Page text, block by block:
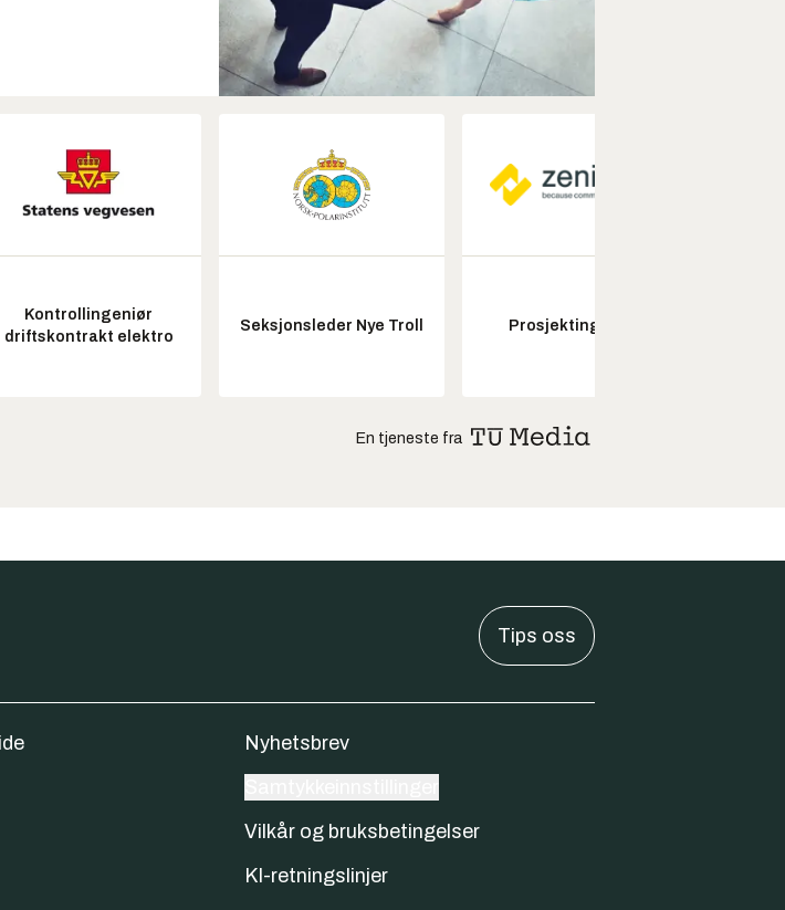
Kontrollingeniør
driftskontrakt elektro
Seksjonsleder Nye Troll Prosjektingeniør
En tjeneste fra
Tips oss
Nyhetsbrev
Vilkår og bruksbetingelser
KI-retningslinjer